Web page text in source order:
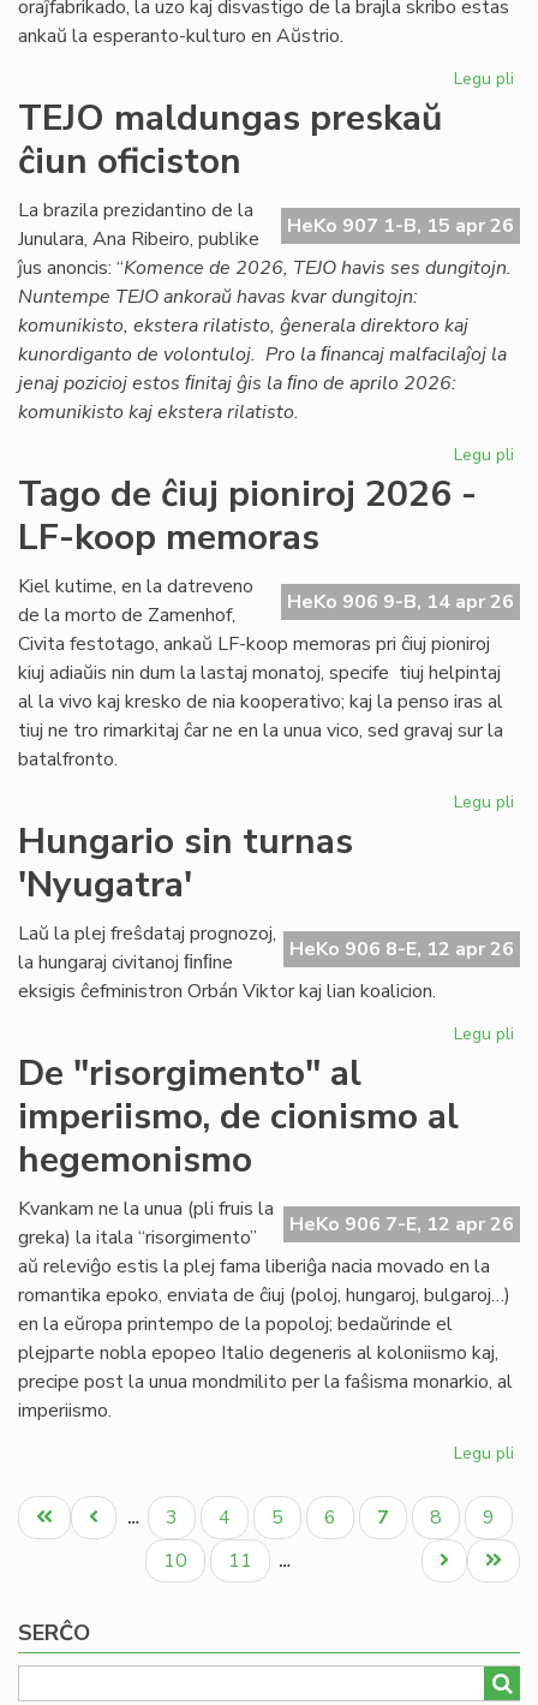
oraĵfabrikado, la uzo kaj disvastigo de la brajla skribo estas
ankaŭ la esperanto-kulturo en Aŭstrio.
Legu pli
TEJO maldungas preskaŭ
ĉiun oficiston
HeKo 907 1-B, 15 apr 26
La brazila prezidantino de la
Junulara, Ana Ribeiro, publike
ĵus anoncis: “Komence de 2026, TEJO havis ses dungitojn.
Nuntempe TEJO ankoraŭ havas kvar dungitojn:
komunikisto, ekstera rilatisto, ĝenerala direktoro kaj
kunordiganto de volontuloj. Pro la ﬁnancaj malfacilaĵoj la
jenaj pozicioj estos ﬁnitaj ĝis la ﬁno de aprilo 2026:
komunikisto kaj ekstera rilatisto.
Legu pli
Tago de ĉiuj pioniroj 2026 -
LF-koop memoras
HeKo 906 9-B, 14 apr 26
Kiel kutime, en la datreveno
de la morto de Zamenhof,
Civita festotago, ankaŭ LF-koop memoras pri ĉiuj pioniroj
kiuj adiaŭis nin dum la lastaj monatoj, specife tiuj helpintaj
al la vivo kaj kresko de nia kooperativo; kaj la penso iras al
tiuj ne tro rimarkitaj ĉar ne en la unua vico, sed gravaj sur la
batalfronto.
Legu pli
Hungario sin turnas
'Nyugatra'
HeKo 906 8-E, 12 apr 26
Laŭ la plej freŝdataj prognozoj,
la hungaraj civitanoj ﬁnﬁne
eksigis ĉefministron Orbán Viktor kaj lian koalicion.
Legu pli
De "risorgimento" al
imperiismo, de cionismo al
hegemonismo
HeKo 906 7-E, 12 apr 26
Kvankam ne la unua (pli fruis la
greka) la itala “risorgimento”
aŭ releviĝo estis la plej fama liberiĝa nacia movado en la
romantika epoko, enviata de ĉiuj (poloj, hungaroj, bulgaroj…)
en la eŭropa printempo de la popoloj; bedaŭrinde el
plejparte nobla epopeo Italio degeneris al koloniismo kaj,
precipe post la unua mondmilito per la faŝisma monarkio, al
imperiismo.
Legu pli
de
Pagination
Unua
paĝo
Antaŭa
paĝo
… Paĝo
3 Paĝo
4 Paĝo
5 Paĝo
6
Aktuala
paĝo
7 Paĝo
8 Paĝo
9
Paĝo
10 Paĝo
11 …
Last
page
Next
page
SERĈO